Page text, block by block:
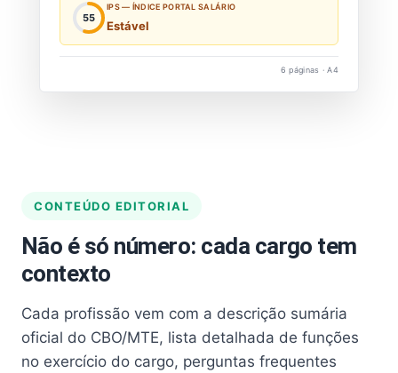
55
IPS — ÍNDICE PORTAL SALÁRIO
Estável
6 páginas · A4
CONTEÚDO EDITORIAL
Não é só número: cada cargo tem
contexto
Cada profissão vem com a descrição sumária
oficial do CBO/MTE, lista detalhada de funções
no exercício do cargo, perguntas frequentes